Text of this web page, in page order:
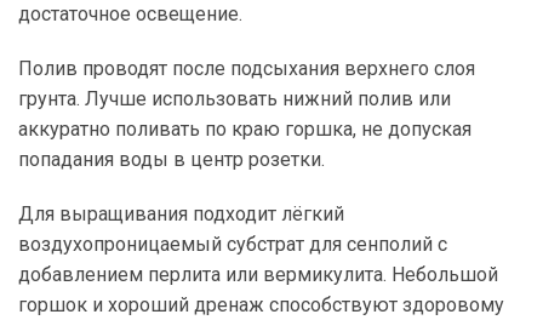
достаточное освещение.
Полив проводят после подсыхания верхнего слоя
грунта. Лучше использовать нижний полив или
аккуратно поливать по краю горшка, не допуская
попадания воды в центр розетки.
Для выращивания подходит лёгкий
воздухопроницаемый субстрат для сенполий с
добавлением перлита или вермикулита. Небольшой
горшок и хороший дренаж способствуют здоровому